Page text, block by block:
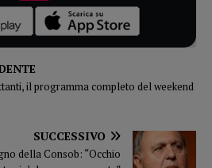
il programma completo del weekend
SUCCESSIVO
della Consob: “Occhio